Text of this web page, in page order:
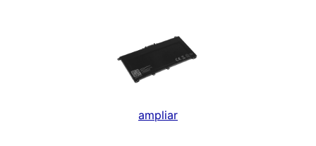
ampliar